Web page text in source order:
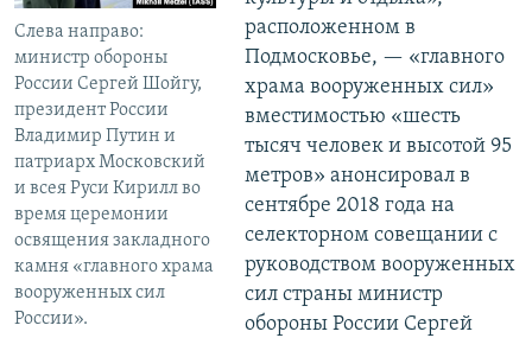
Слева направо:
министр обороны
России Сергей Шойгу,
президент России
Владимир Путин и
патриарх Московский
и всея Руси Кирилл во
время церемонии
освящения закладного
камня «главного храма
вооруженных сил
России».
расположенном в
Подмосковье, — «главного
храма вооруженных сил»
вместимостью «шесть
тысяч человек и высотой 95
метров» анонсировал в
сентябре 2018 года на
селекторном совещании с
руководством вооруженных
сил страны министр
обороны России Сергей